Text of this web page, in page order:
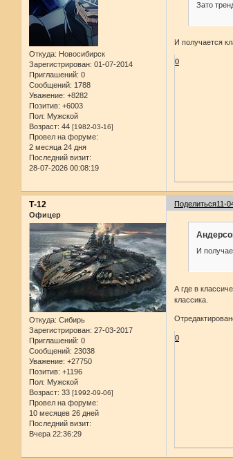
Откуда: Новосибирск
Зарегистрирован: 01-07-2014
Приглашений: 0
Сообщений: 1788
Уважение: +8282
Позитив: +6003
Пол: Мужской
Возраст: 44 [1982-03-16]
Провел на форуме:
2 месяца 24 дня
Последний визит:
28-07-2026 00:08:19
Зато
И получается
0
Поделиться11-
Т-12
Офицер
Откуда: Сибирь
Зарегистрирован: 27-03-2017
Приглашений: 0
Сообщений: 23038
Уважение: +27750
Позитив: +1196
Пол: Мужской
Возраст: 33 [1992-09-06]
Провел на форуме:
10 месяцев 26 дней
Последний визит:
Вчера 22:36:29
И
А где в
классика.
0